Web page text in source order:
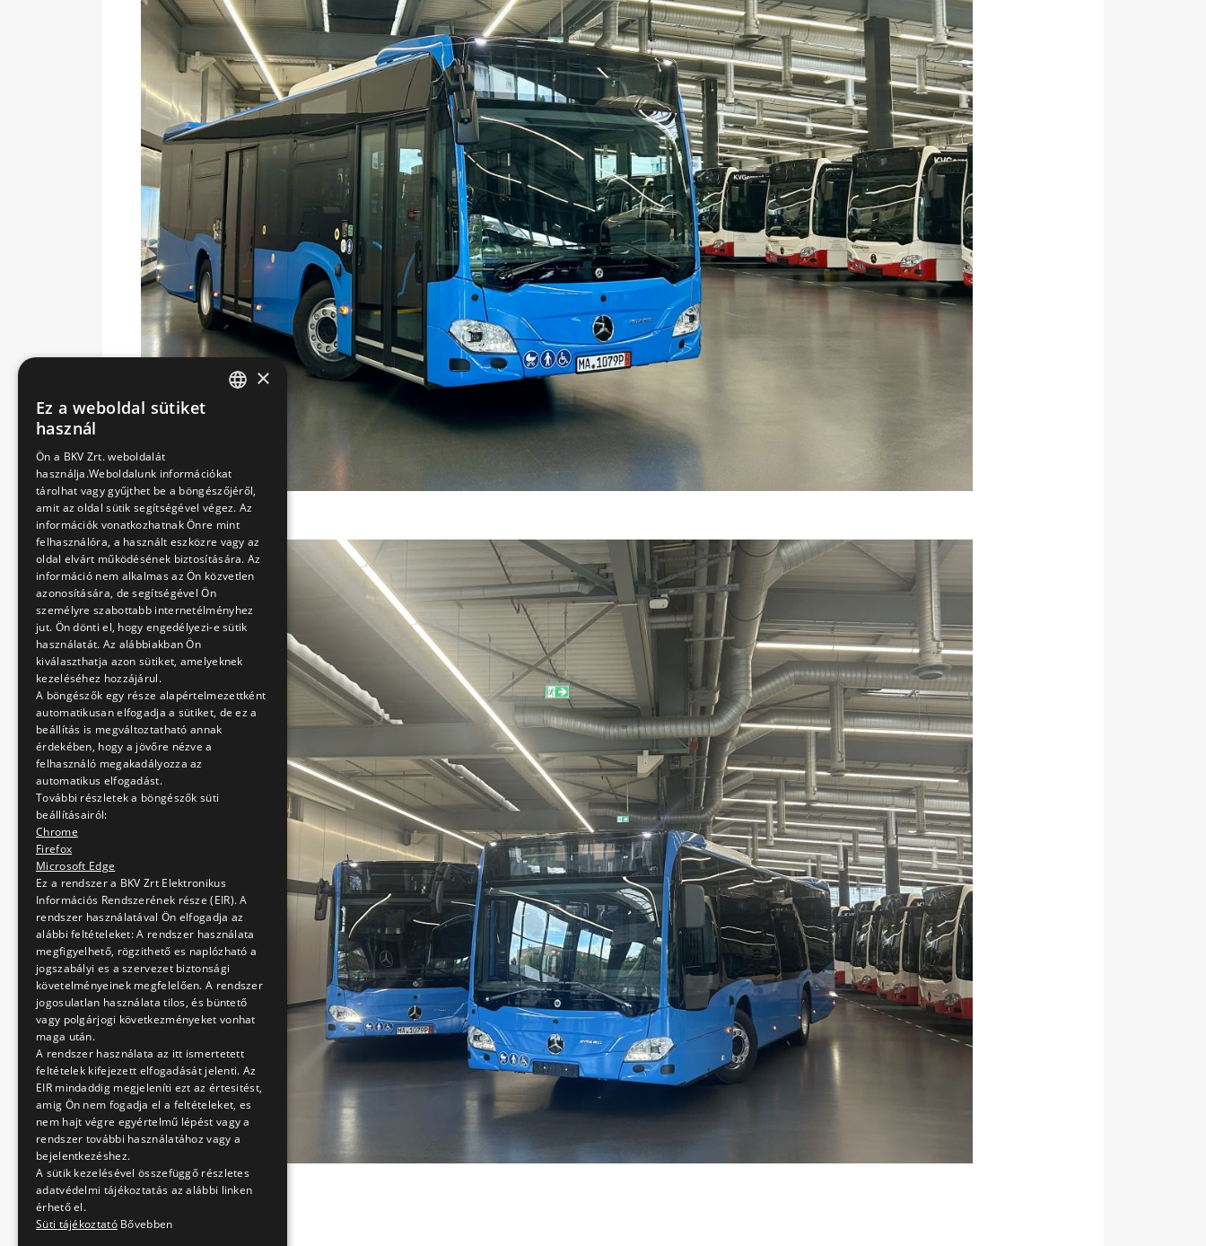
×
Ez a weboldal sütiket
használ
Ön a BKV Zrt. weboldalát
használja.Weboldalunk információkat
tárolhat vagy gyűjthet be a böngészőjéről,
amit az oldal sütik segítségével végez. Az
információk vonatkozhatnak Önre mint
felhasználóra, a használt eszközre vagy az
oldal elvárt működésének biztosítására. Az
információ nem alkalmas az Ön közvetlen
azonosítására, de segítségével Ön
személyre szabottabb internetélményhez
jut. Ön dönti el, hogy engedélyezi-e sütik
használatát. Az alábbiakban Ön
kiválaszthatja azon sütiket, amelyeknek
kezeléséhez hozzájárul.
A böngészők egy része alapértelmezettként
automatikusan elfogadja a sütiket, de ez a
beállítás is megváltoztatható annak
érdekében, hogy a jövőre nézve a
felhasználó megakadályozza az
automatikus elfogadást.
További részletek a böngészők süti
beállításairól:
Chrome
Firefox
Microsoft Edge
Ez a rendszer a BKV Zrt Elektronikus
Információs Rendszerének része (EIR). A
rendszer használatával Ön elfogadja az
alábbi feltételeket: A rendszer használata
megfigyelhető, rögzithető es naplózható a
jogszabályi es a szervezet biztonsági
követelményeinek megfelelően. A rendszer
jogosulatlan használata tilos, és büntető
vagy polgárjogi következményeket vonhat
maga után.
A rendszer használata az itt ismertetett
feltételek kifejezett elfogadását jelenti. Az
EIR mindaddig megjeleníti ezt az értesitést,
amig Ön nem fogadja el a feltételeket, es
nem hajt végre egyértelmű lépést vagy a
rendszer további használatához vagy a
bejelentkezéshez.
A sütik kezelésével összefüggő részletes
adatvédelmi tájékoztatás az alábbi linken
érhető el.
Süti tájékoztató Bővebben